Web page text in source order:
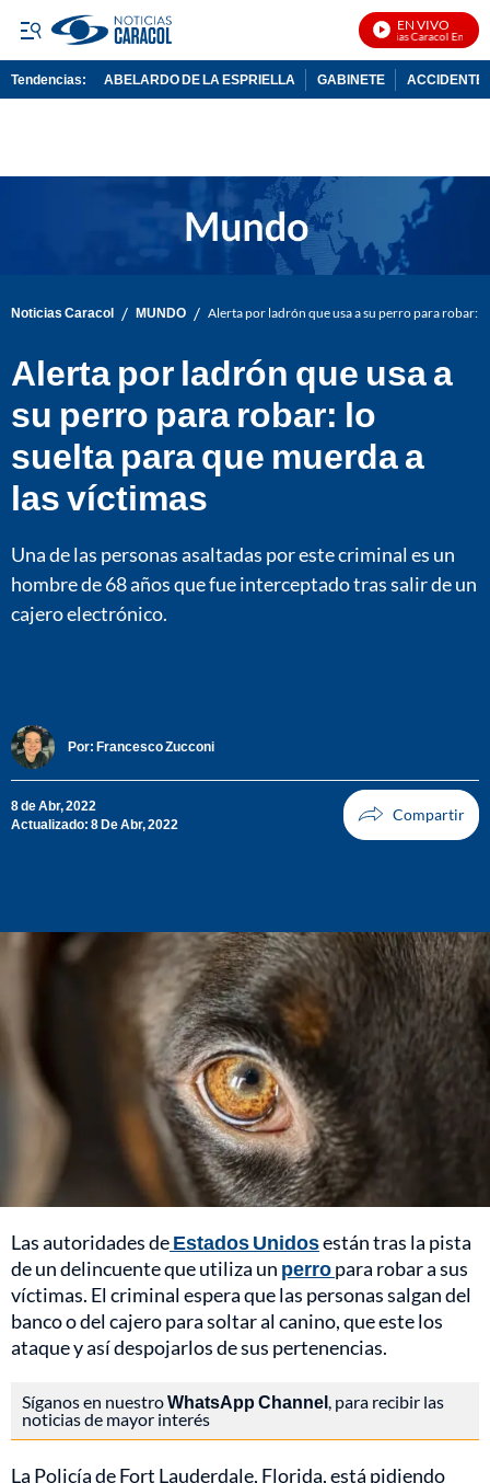
EN VIVO
Noticias Caracol En Vivo
Tendencias: ABELARDO DE LA ESPRIELLA GABINETE ACCIDENTE
Noticias Caracol / MUNDO / Alerta por ladrón que usa a su perro para robar:
Alerta por ladrón que usa a
su perro para robar: lo
suelta para que muerda a
las víctimas
Una de las personas asaltadas por este criminal es un
hombre de 68 años que fue interceptado tras salir de un
cajero electrónico.
Por: Francesco Zucconi
8 de Abr, 2022
Actualizado: 8 De Abr, 2022
Las autoridades deEstados Unidosestán tras la pista
de un delincuente que utiliza un perropara robar a sus
víctimas. El criminal espera que las personas salgan del
banco o del cajero para soltar al canino, que este los
ataque y así despojarlos de sus pertenencias.
Síganos en nuestroWhatsApp Channel, para recibir las
noticias de mayor interés
La Policía de Fort Lauderdale, Florida, está pidiendo